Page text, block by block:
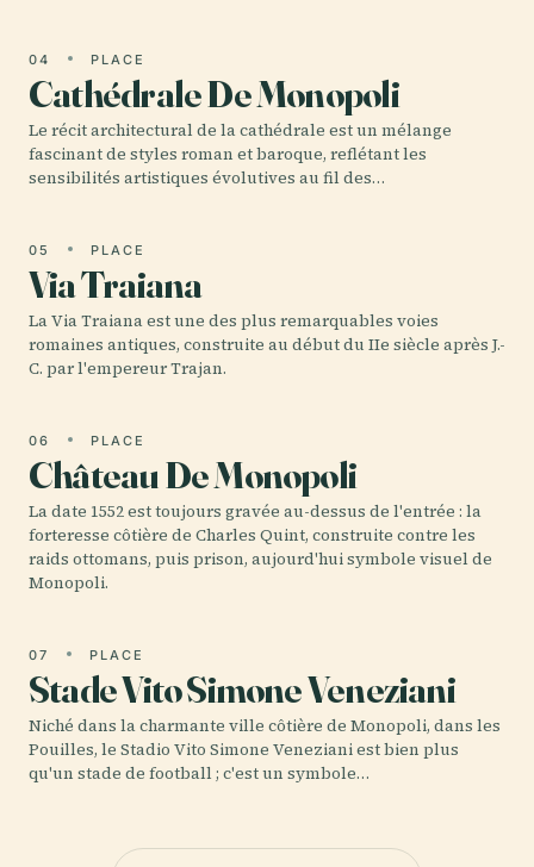
04 PLACE
Cathédrale De Monopoli
Le récit architectural de la cathédrale est un mélange
fascinant de styles roman et baroque, reflétant les
sensibilités artistiques évolutives au fil des…
05 PLACE
Via Traiana
La Via Traiana est une des plus remarquables voies
romaines antiques, construite au début du IIe siècle après J.-
C. par l'empereur Trajan.
06 PLACE
Château De Monopoli
La date 1552 est toujours gravée au-dessus de l'entrée : la
forteresse côtière de Charles Quint, construite contre les
raids ottomans, puis prison, aujourd'hui symbole visuel de
Monopoli.
07 PLACE
Stade Vito Simone Veneziani
Niché dans la charmante ville côtière de Monopoli, dans les
Pouilles, le Stadio Vito Simone Veneziani est bien plus
qu'un stade de football ; c'est un symbole…